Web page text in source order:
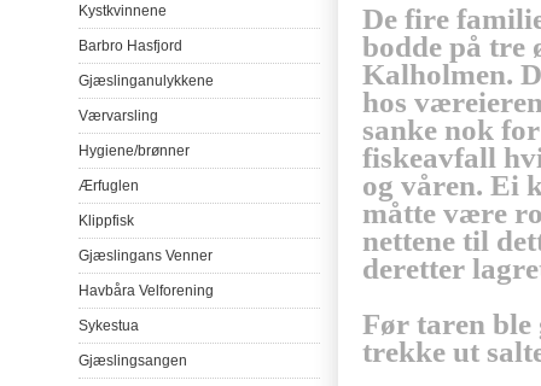
Kystkvinnene
Barbro Hasfjord
Gjæslinganulykkene
Værvarsling
Hygiene/brønner
Ærfuglen
Klippfisk
Gjæslingans Venner
Havbåra Velforening
Sykestua
Gjæslingsangen
De fire
bodde på tre
Kalholmen.
hos
sanke nok
fiskeavfall
og våren. Ei
måtte være
nettene til
deretter
Før taren ble
trekke ut